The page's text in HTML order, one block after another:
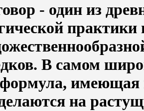
- один из
В самом
имеющая
на